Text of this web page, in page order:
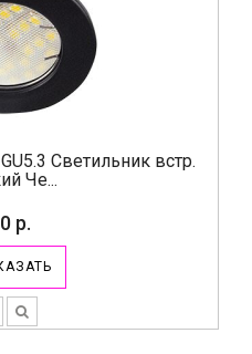
Светильник встр.
Че...
р.